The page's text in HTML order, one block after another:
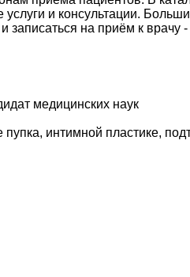
и консультации.
записаться на приём к врачу
медицинских наук
пупка, интимной пластике,